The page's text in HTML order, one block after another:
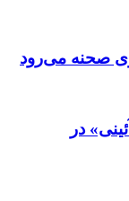
صحنه می‌رود
در